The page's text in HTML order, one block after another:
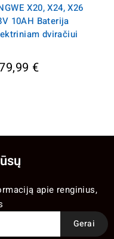
X20, X24, X26
10AH Baterija
dviračiui
€
apie renginius,